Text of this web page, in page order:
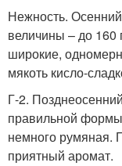
Нежность.
величины – до
широкие,
мякоть кисло-
Г-2.
правильной
немного румяная.
приятный аромат.